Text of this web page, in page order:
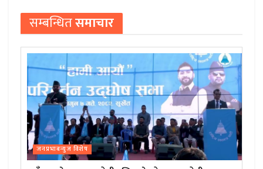
सम्बन्धितसमाचार
जनप्रभाबन्युज विशेष